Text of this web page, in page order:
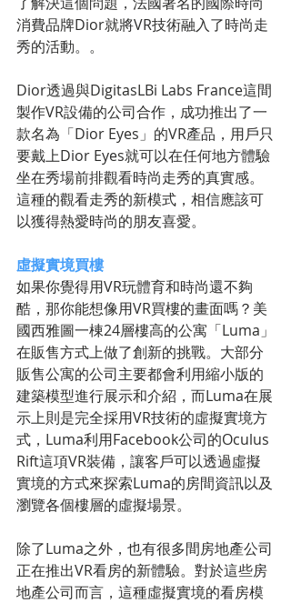
消費品牌Dior就將VR技術融入了時尚走
秀的活動。。
Dior透過與DigitasLBi Labs France這間
製作VR設備的公司合作，成功推出了一
款名為「Dior Eyes」的VR產品，用戶只
要戴上Dior Eyes就可以在任何地方體驗
坐在秀場前排觀看時尚走秀的真實感。
這種的觀看走秀的新模式，相信應該可
以獲得熱愛時尚的朋友喜愛。
虛擬實境買樓
如果你覺得用VR玩體育和時尚還不夠
酷，那你能想像用VR買樓的畫面嗎？美
國西雅圖一棟24層樓高的公寓「Luma」
在販售方式上做了創新的挑戰。大部分
販售公寓的公司主要都會利用縮小版的
建築模型進行展示和介紹，而Luma在展
示上則是完全採用VR技術的虛擬實境方
式，Luma利用Facebook公司的Oculus
Rift這項VR裝備，讓客戶可以透過虛擬
實境的方式來探索Luma的房間資訊以及
瀏覽各個樓層的虛擬場景。
除了Luma之外，也有很多間房地產公司
正在推出VR看房的新體驗。對於這些房
地產公司而言，這種虛擬實境的看房模